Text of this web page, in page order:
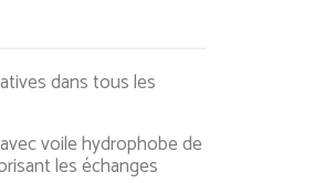
dans tous les
voile hydrophobe de
les échanges